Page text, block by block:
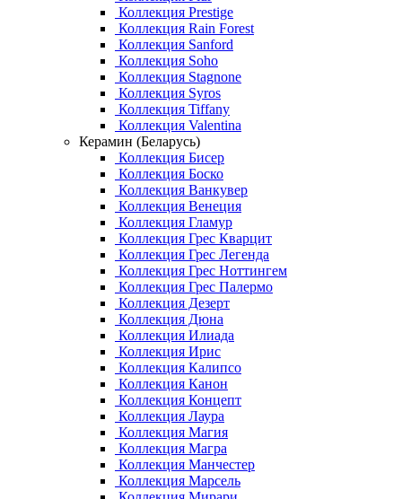
Коллекция Prestige
Коллекция Rain Forest
Коллекция Sanford
Коллекция Soho
Коллекция Stagnone
Коллекция Syros
Коллекция Tiffany
Коллекция Valentina
Керамин (Беларусь)
Коллекция Бисер
Коллекция Боско
Коллекция Ванкувер
Коллекция Венеция
Коллекция Гламур
Коллекция Грес Кварцит
Коллекция Грес Легенда
Коллекция Грес Ноттингем
Коллекция Грес Палермо
Коллекция Дезерт
Коллекция Дюна
Коллекция Илиада
Коллекция Ирис
Коллекция Калипсо
Коллекция Канон
Коллекция Концепт
Коллекция Лаура
Коллекция Магия
Коллекция Магра
Коллекция Манчестер
Коллекция Марсель